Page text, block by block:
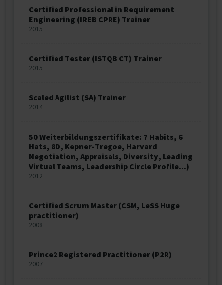
Certified Professional in Requirement
Engineering (IREB CPRE) Trainer
2015
Certified Tester (ISTQB CT) Trainer
2015
Scaled Agilist (SA) Trainer
2014
50 Weiterbildungszertifikate: 7 Habits, 6
Hats, 8D, Kepner-Tregoe, Harvard
Negotiation, Appraisals, Diversity, Leading
Virtual Teams, Leadership Circle Profile...)
2012
Certified Scrum Master (CSM, LeSS Huge
practitioner)
2008
Prince2 Registered Practitioner (P2R)
2007